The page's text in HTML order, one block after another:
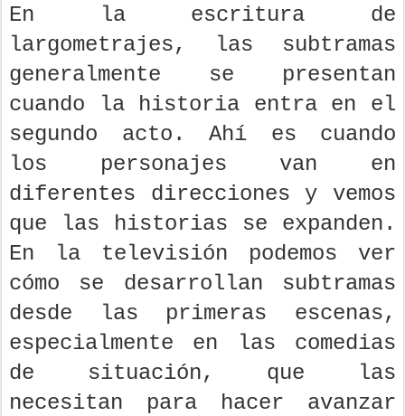
En la escritura de
largometrajes, las subtramas
generalmente se presentan
cuando la historia entra en el
segundo acto. Ahí es cuando
los personajes van en
diferentes direcciones y vemos
que las historias se expanden.
En la televisión podemos ver
cómo se desarrollan subtramas
desde las primeras escenas,
especialmente en las comedias
de situación, que las
necesitan para hacer avanzar